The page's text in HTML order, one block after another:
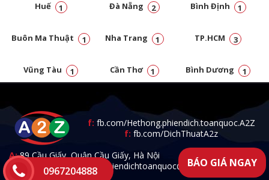
Huế 1 Đà Nẵng 2 Bình Định 1
Buôn Ma Thuật 1 Nha Trang 1 TP.HCM 3
Vũng Tàu 1 Cần Thơ 1 Bình Dương 1
f: fb.com/Hethong.phiendich.toanquoc.A2Z
f: fb.com/DichThuatA2z
A:89 Cầu Giấy, Quận Cầu Giấy, Hà Nội
T: 0967.204.888 -E:a2zphiendichtoanquoc@gmail.com
0967204888
BÁO GIÁ NGAY